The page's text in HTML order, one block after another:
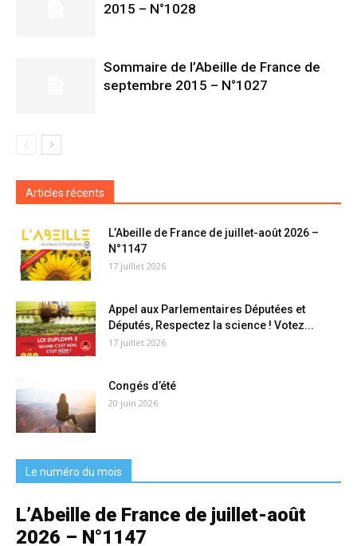
2015 – N°1028
Sommaire de l’Abeille de France de
septembre 2015 – N°1027
Articles récents
L’Abeille de France de juillet-août 2026 –
N°1147
17 juillet 2026
Appel aux Parlementaires Députées et
Députés, Respectez la science ! Votez...
17 juillet 2026
Congés d’été
20 juin 2026
Le numéro du mois
L’Abeille de France de juillet-août
2026 – N°1147